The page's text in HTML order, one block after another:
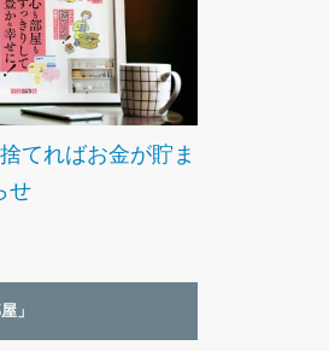
てればお金が貯ま
せ
」